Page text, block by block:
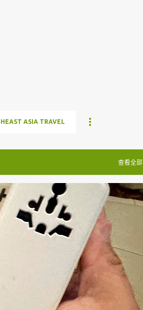
ASIA TRAVEL
查看全部